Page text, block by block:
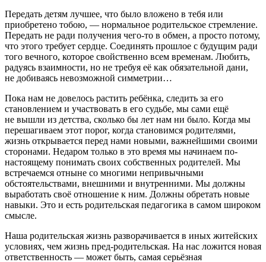
Передать детям лучшее, что было вложено в тебя или
приобретено тобою, — нормальное родительское стремление.
Передать не ради получения чего-то в обмен, а просто потому,
что этого требует сердце. Соединять прошлое с будущим ради
того вечного, которое свойственно всем временам. Любить,
радуясь взаимности, но не требуя её как обязательной дани,
не добиваясь невозможной симметрии…
Пока нам не довелось растить ребёнка, следить за его
становлением и участвовать в его судьбе, мы сами ещё
не вышли из детства, сколько бы лет нам ни было. Когда мы
перешагиваем этот порог, когда становимся родителями,
жизнь открывается перед нами новыми, важнейшими своими
сторонами. Недаром только в это время мы начинаем по-
настоящему понимать своих собственных родителей. Мы
встречаемся отныне со многими непривычными
обстоятельствами, внешними и внутренними. Мы должны
выработать своё отношение к ним. Должны обретать новые
навыки. Это и есть родительская педагогика в самом широком
смысле.
Наша родительская жизнь разворачивается в иных житейских
условиях, чем жизнь пред-родительская. На нас ложится новая
ответственность — может быть, самая серьёзная